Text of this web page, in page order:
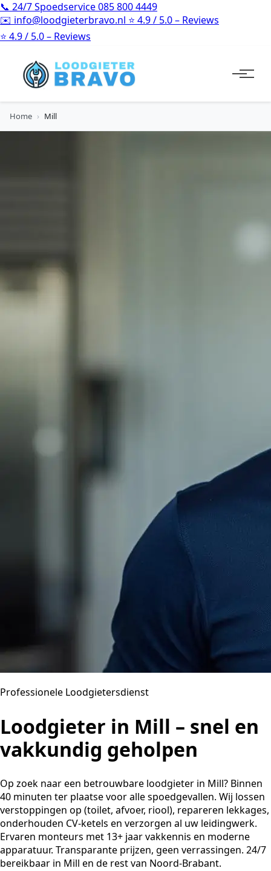
📞 24/7 Spoedservice085 800 4449
✉️ info@loodgieterbravo.nl ⭐ 4.9 / 5.0 – Reviews
⭐ 4.9 / 5.0 – Reviews
Home › Mill
Professionele Loodgietersdienst
Loodgieter in Mill – snel en
vakkundig geholpen
Op zoek naar een betrouwbare loodgieter in Mill? Binnen
40 minuten ter plaatse voor alle spoedgevallen. Wij lossen
verstoppingen op (toilet, afvoer, riool), repareren lekkages,
onderhouden CV-ketels en verzorgen al uw leidingwerk.
Ervaren monteurs met 13+ jaar vakkennis en moderne
apparatuur. Transparante prijzen, geen verrassingen. 24/7
bereikbaar in Mill en de rest van Noord-Brabant.